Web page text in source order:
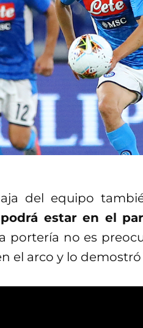
del equipo
estar en el
portería no es
el arco y lo